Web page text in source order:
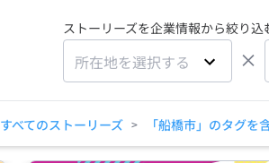
ストーリーズを企業情報から絞り込
所在地を選択する ×
すべてのストーリーズ > 「船橋市」のタグを